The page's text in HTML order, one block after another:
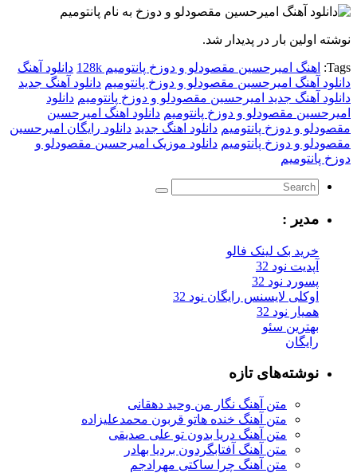
نوشته اولین بار در پدیدار شد.
Tags: اهنگ امیرحسین مقصودلو و دوزخ پانتومیم 128k
دانلود آهنگ
دانلود آهنگ امیرحسین مقصودلو و دوزخ پانتومیم دانلود آهنگ جدید
دانلود آهنگ جدید امیرحسین مقصودلو و دوزخ پانتومیم دانلود
امیرحسین مقصودلو و دوزخ پانتومیم دانلود اهنگ امیرحسین
مقصودلو و دوزخ پانتومیم دانلود اهنگ جدید دانلود رایگان امیرحسین
مقصودلو و دوزخ پانتومیم دانلود موزیک امیرحسین مقصودلو و
دوزخ پانتومیم
مدیر :
خرید بک لینک فالو
آپدیت نود 32
پسورد نود 32
اوکلی لایسنس رایگان نود 32
همیار نود 32
بهترین سئو
رایگان
نوشته‌های تازه
متن آهنگ نگار من وحید دهقانی
متن آهنگ خنده هاتو قربون محمدعلیزاده
متن آهنگ دریا بدون تو علی صدیقی
متن آهنگ آفتابگردون بردیا بهادر
متن آهنگ چرا ساکتی مهرادجم